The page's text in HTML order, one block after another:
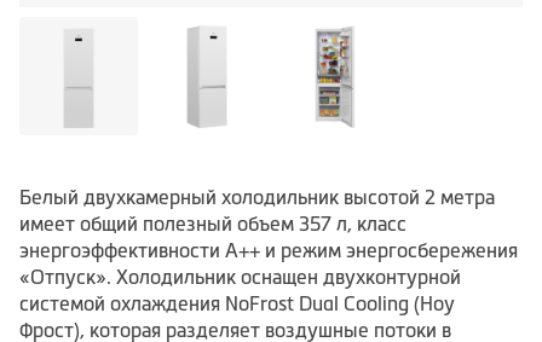
Белый двухкамерный холодильник высотой 2 метра
имеет общий полезный объем 357 л, класс
энергоэффективности А++ и режим энергосбережения
«Отпуск». Холодильник оснащен двухконтурной
системой охлаждения NoFrost Dual Cooling (Ноу
Фрост), которая разделяет воздушные потоки в